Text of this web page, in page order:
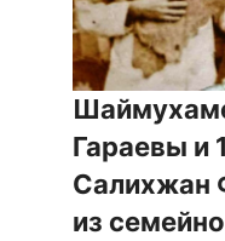
Гараевы и
Салихжан
из